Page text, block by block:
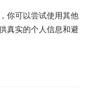
你可以尝试使用其他
真实的个人信息和避